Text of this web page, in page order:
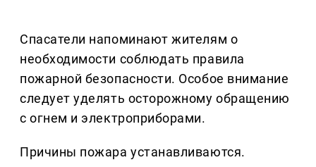
Спасатели напоминают жителям о
необходимости соблюдать правила
пожарной безопасности. Особое внимание
следует уделять осторожному обращению
с огнем и электроприборами.
Причины пожара устанавливаются.